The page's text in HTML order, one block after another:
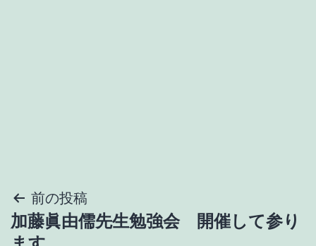
投
稿
前の投稿
加藤眞由儒先生勉強会 開催して参り